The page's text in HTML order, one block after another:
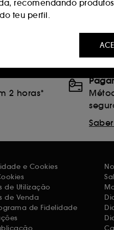
2 horas*
e Cookies
de Utilização
de Venda
de Fidelidade
recomendando
teu perfil.
que visitou, no seu
nosso site e os seus
Tu podes